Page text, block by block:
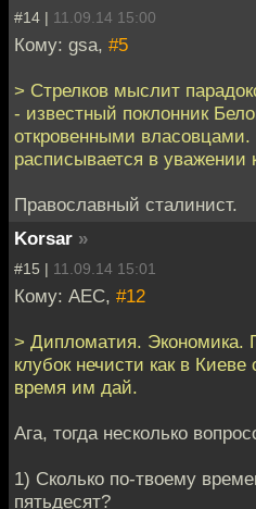
#14 | 11.09.14 15:00
Кому: gsa, #5
> Стрелков мыслит
- известный поклонник
откровенными
расписывается в уважении
Православный сталинист.
Korsar »
#15 | 11.09.14 15:01
Кому: АЕС, #12
> Дипломатия. Экономика.
клубок нечисти как в
время им дай.
Ага, тогда несколько
1) Сколько по-твоему
пятьдесят?